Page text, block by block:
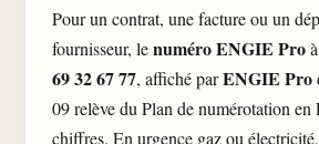
Pour un contrat, une facture ou un
fournisseur, lenuméro ENGIE Pro
69 32 67 77, affiché parENGIE Pro
09 relève du Plan de numérotation en
chiffres. En urgence gaz ou